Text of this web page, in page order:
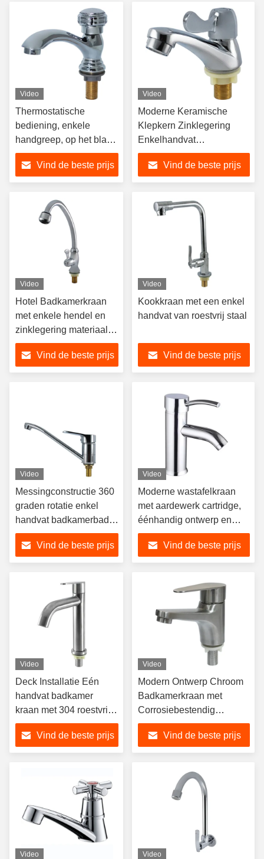
Video
Thermostatische
bediening, enkele
handgreep, op het blad
gemonteerde
badkamerkraan voor
wastafel met gepolijste
Vind de beste prijs
Video
Moderne Keramische
Klepkern Zinklegering
Enkelhandvat
Wastafelkraan met
Verchroomde Afwerking
Vind de beste prijs
Video
Hotel Badkamerkraan
met enkele hendel en
zinklegering materiaal
voor
thermostaatregeling
Vind de beste prijs
Video
Kookkraan met een enkel
handvat van roestvrij staal
Vind de beste prijs
Video
Messingconstructie 360
graden rotatie enkel
handvat badkamerbad
kraan voor dek
gemonteerde installatie
Vind de beste prijs
Video
Moderne wastafelkraan
met aardewerk cartridge,
éénhandig ontwerp en
chroomafwerking
Vind de beste prijs
Video
Deck Installatie Eén
handvat badkamer
kraan met 304 roestvrij
staal waterkraan voor
moderne badkamer
Vind de beste prijs
Video
Modern Ontwerp Chroom
Badkamerkraan met
Corrosiebestendig
Messing Waterkraan voor
WastafelVind de beste prijs
Video Video